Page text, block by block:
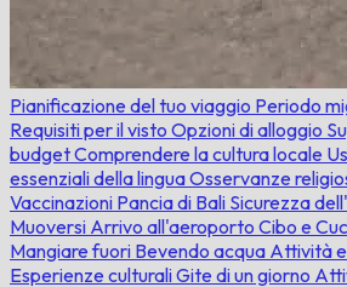
Pianificazione del tuo viaggio Periodo
Requisiti per il visto Opzioni di alloggio
budgetComprendere la cultura locale
essenziali della linguaOsservanze
Vaccinazioni Pancia di Bali Sicurezza
Muoversi Arrivo all'aeroporto Cibo e
Mangiare fuori Bevendo acqua Attività
Esperienze culturaliGite di un giorno